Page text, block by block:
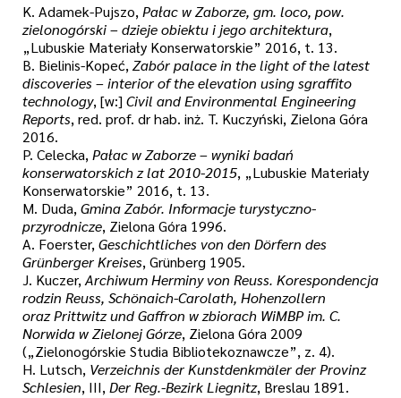
K. Adamek-Pujszo, Pałac w Zaborze, gm. loco, pow.
zielonogórski – dzieje obiektu i jego architektura,
„Lubuskie Materiały Konserwatorskie” 2016, t. 13.
B. Bielinis-Kopeć, Zabór palace in the light of the latest
discoveries – interior of the elevation using sgraffito
technology, [w:]Civil and Environmental Engineering
Reports, red. prof. dr hab. inż. T. Kuczyński, Zielona Góra
2016.
P. Celecka, Pałac w Zaborze – wyniki badań
konserwatorskich z lat 2010-2015, „Lubuskie Materiały
Konserwatorskie” 2016, t. 13.
M. Duda, Gmina Zabór. Informacje turystyczno-
przyrodnicze, Zielona Góra 1996.
A. Foerster, Geschichtliches von den Dörfern des
Grünberger Kreises, Grünberg 1905.
J. Kuczer, Archiwum Herminy von Reuss. Korespondencja
rodzin Reuss, Schönaich-Carolath, Hohenzollern
oraz Prittwitz und Gaffron w zbiorach WiMBP im. C.
Norwida w Zielonej Górze, Zielona Góra 2009
(„Zielonogórskie Studia Bibliotekoznawcze”, z. 4).
H. Lutsch, Verzeichnis der Kunstdenkmäler der Provinz
Schlesien, III, Der Reg.-Bezirk Liegnitz, Breslau 1891.